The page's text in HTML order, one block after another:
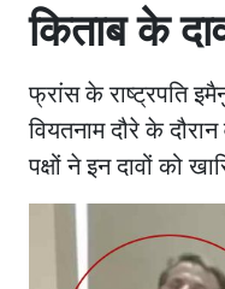
किताब के
फ्रांस के राष्ट्रपति
वियतनाम दौरे के
पक्षों ने इन दावों को